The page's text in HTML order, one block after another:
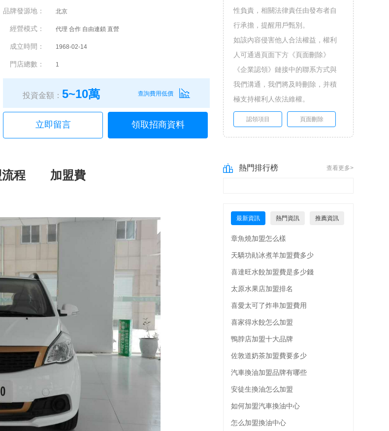
品牌發源地： 北京
經營模式： 代理 合作 自由連鎖 直營
成立時間： 1968-02-14
門店總數： 1
投資金額： 5~10萬 查詢費用低價
立即留言 領取招商資料
性負責，相關法律責任由發布者自
行承擔，提醒用戶甄別。
如該內容侵害他人合法權益，權利
人可通過頁面下方《頁面刪除》
《企業認領》鏈接中的聯系方式與
我們溝通，我們將及時刪除，并積
極支持權利人依法維權。
認領項目 頁面刪除
程 加盟費
熱門排行榜 查看更多>
最新資訊 熱門資訊 推薦資訊
章魚燒加盟怎么樣
天驕功勛冰煮羊加盟費多少
喜達旺水餃加盟費是多少錢
太原水果店加盟排名
喜愛太可了炸串加盟費用
喜家得水餃怎么加盟
鴨脖店加盟十大品牌
佐敦道奶茶加盟費要多少
汽車換油加盟品牌有哪些
安徒生換油怎么加盟
如何加盟汽車換油中心
怎么加盟換油中心